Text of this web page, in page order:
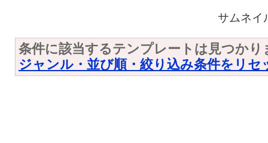
サムネイ
条件に該当するテンプレートは見つかり
ジャンル・並び順・絞り込み条件をリセ